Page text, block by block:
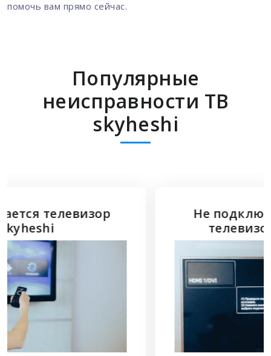
помочь вам прямо сейчас.
Популярные
неисправности ТВ
skyheshi
Не подключается HDMI к